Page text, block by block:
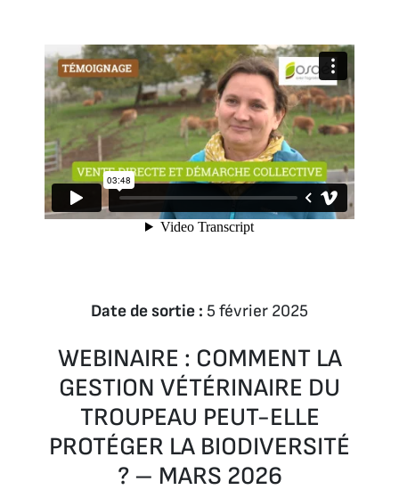
Date de sortie : 5 février 2025
WEBINAIRE : COMMENT LA
GESTION VÉTÉRINAIRE DU
TROUPEAU PEUT-ELLE
PROTÉGER LA BIODIVERSITÉ
? – MARS 2026